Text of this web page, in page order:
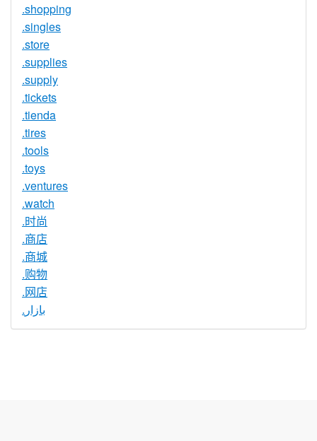
.shopping
.singles
.store
.supplies
.supply
.tickets
.tienda
.tires
.tools
.toys
.ventures
.watch
.时尚
.商店
.商城
.购物
.网店
.بازار